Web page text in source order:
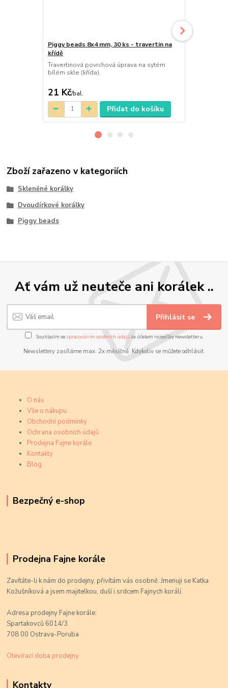
Piggy beads 8x4 mm, 30 ks - travertin na
křídě
Travertinová povrchová úprava na sytém
bílém skle (křída).
21 Kč/bal.
Přidat do košíku
Zboží zařazeno v kategoriích
Skleněné korálky
Dvoudírkové korálky
Piggy beads
Ať vám už neuteče ani korálek ..
Přihlásit se
Souhlasím se zpracováním osobních údajůza účelem rozesílky newsletteru.
Newslettery zasíláme max. 2x měsíčně. Kdykoliv se můžete odhlásit.
O nás
Vše o nákupu
Obchodní podmínky
Ochrana osobních údajů
Prodejna Fajne korále
Kontakty
Blog
Bezpečný e-shop
Prodejna Fajne korále
Zavítáte-li k nám do prodejny, přivítám vás osobně. Jmenuji se Katka
Kožušníková a jsem majitelkou, duší i srdcem Fajnych korálí.
Adresa prodejny Fajne korále:
Spartakovců 6014/3
708 00 Ostrava-Poruba
Otevírací doba prodejny
Kontakty